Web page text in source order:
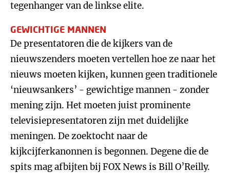
tegenhanger van de linkse elite.
GEWICHTIGE MANNEN
De presentatoren die de kijkers van de
nieuwszenders moeten vertellen hoe ze naar het
nieuws moeten kijken, kunnen geen traditionele
‘nieuwsankers’ - gewichtige mannen - zonder
mening zijn. Het moeten juist prominente
televisiepresentatoren zijn met duidelijke
meningen. De zoektocht naar de
kijkcijferkanonnen is begonnen. Degene die de
spits mag afbijten bij FOX News is Bill O’Reilly.